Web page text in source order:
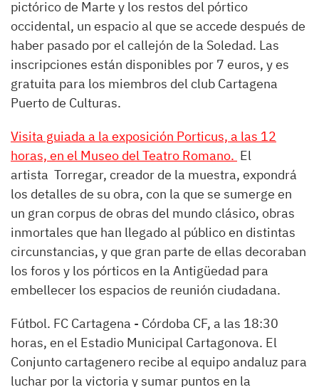
pictórico de Marte y los restos del pórtico
occidental, un espacio al que se accede después de
haber pasado por el callejón de la Soledad. Las
inscripciones están disponibles por 7 euros, y es
gratuita para los miembros del club Cartagena
Puerto de Culturas.
Visita guiada a la exposición Porticus, a las 12
horas, en el Museo del Teatro Romano. El
artista Torregar, creador de la muestra, expondrá
los detalles de su obra, con la que se sumerge en
un gran corpus de obras del mundo clásico, obras
inmortales que han llegado al público en distintas
circunstancias, y que gran parte de ellas decoraban
los foros y los pórticos en la Antigüedad para
embellecer los espacios de reunión ciudadana.
Fútbol. FC Cartagena - Córdoba CF, a las 18:30
horas, en el Estadio Municipal Cartagonova. El
Conjunto cartagenero recibe al equipo andaluz para
luchar por la victoria y sumar puntos en la